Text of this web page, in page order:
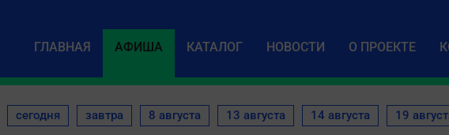
ГЛАВНАЯ АФИША КАТАЛОГ НОВОСТИ О ПРОЕКТЕ
сегодня завтра 8 августа 13 августа 14 августа 19